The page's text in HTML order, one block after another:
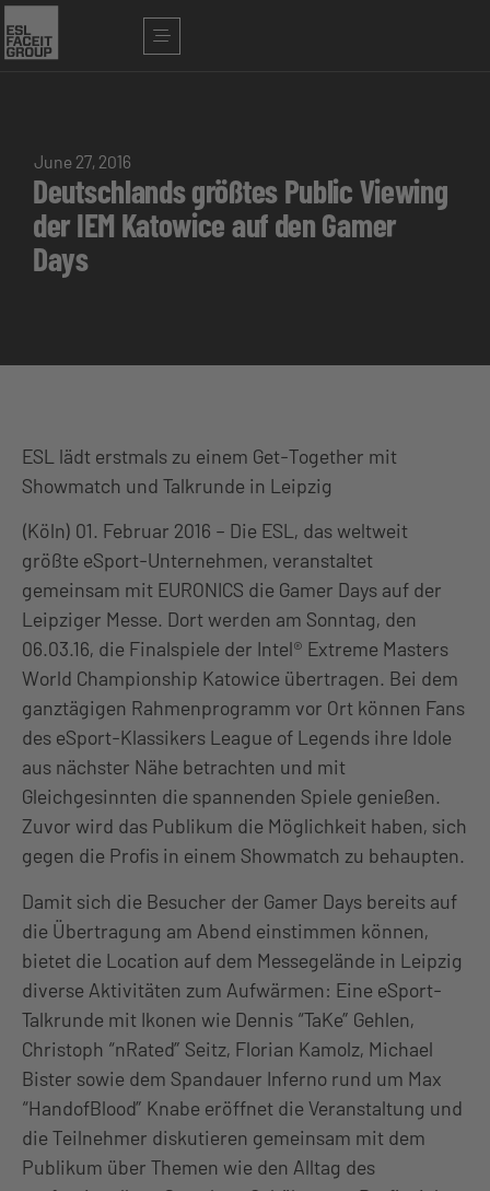
June 27, 2016
Deutschlands größtes Public Viewing
der IEM Katowice auf den Gamer
Days
ESL lädt erstmals zu einem Get-Together mit
Showmatch und Talkrunde in Leipzig
(Köln) 01. Februar 2016 – Die ESL, das weltweit
größte eSport-Unternehmen, veranstaltet
gemeinsam mit EURONICS die Gamer Days auf der
Leipziger Messe. Dort werden am Sonntag, den
06.03.16, die Finalspiele der Intel® Extreme Masters
World Championship Katowice übertragen. Bei dem
ganztägigen Rahmenprogramm vor Ort können Fans
des eSport-Klassikers League of Legends ihre Idole
aus nächster Nähe betrachten und mit
Gleichgesinnten die spannenden Spiele genießen.
Zuvor wird das Publikum die Möglichkeit haben, sich
gegen die Profis in einem Showmatch zu behaupten.
Damit sich die Besucher der Gamer Days bereits auf
die Übertragung am Abend einstimmen können,
bietet die Location auf dem Messegelände in Leipzig
diverse Aktivitäten zum Aufwärmen: Eine eSport-
Talkrunde mit Ikonen wie Dennis “TaKe” Gehlen,
Christoph “nRated” Seitz, Florian Kamolz, Michael
Bister sowie dem Spandauer Inferno rund um Max
“HandofBlood” Knabe eröffnet die Veranstaltung und
die Teilnehmer diskutieren gemeinsam mit dem
Publikum über Themen wie den Alltag des